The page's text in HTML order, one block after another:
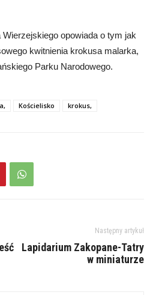
opowiada o tym jak
kwitnienia krokusa malarka,
Parku Narodowego.
Kościelisko krokus,
Następny artykuł
Lapidarium Zakopane-Tatry
w miniaturze